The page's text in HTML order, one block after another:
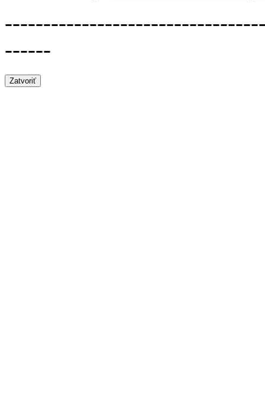
------